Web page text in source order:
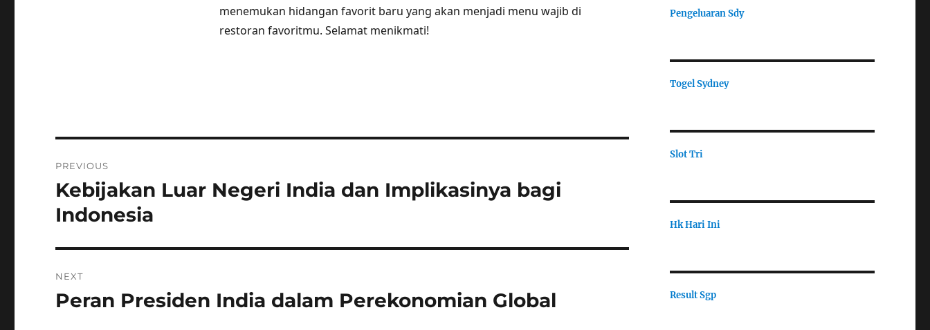
menemukan hidangan favorit baru yang akan menjadi menu wajib di
restoran favoritmu. Selamat menikmati!
navigation
PREVIOUS
Previous
post:
Kebijakan Luar Negeri India dan Implikasinya bagi
Indonesia
NEXT
Next
Peran Presiden India dalam Perekonomian Global
Pengeluaran Sdy
Togel Sydney
Slot Tri
Hk Hari Ini
Result Sgp